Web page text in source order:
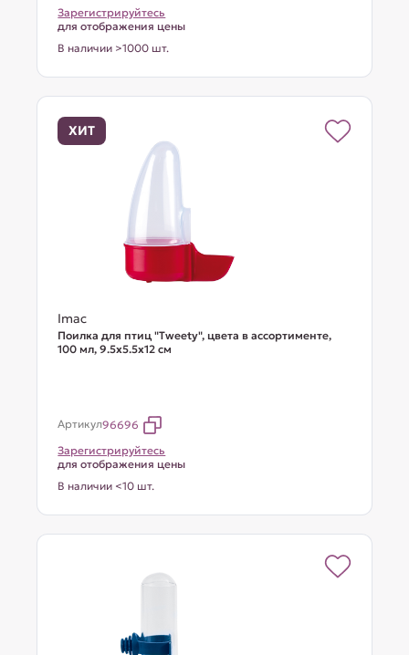
Зарегистрируйтесь
для отображения цены
В наличии >1000 шт.
ХИТ
Imac
Поилка для птиц "Tweety", цвета в ассортименте,
100 мл, 9.5х5.5х12 см
Артикул96696
Зарегистрируйтесь
для отображения цены
В наличии <10 шт.